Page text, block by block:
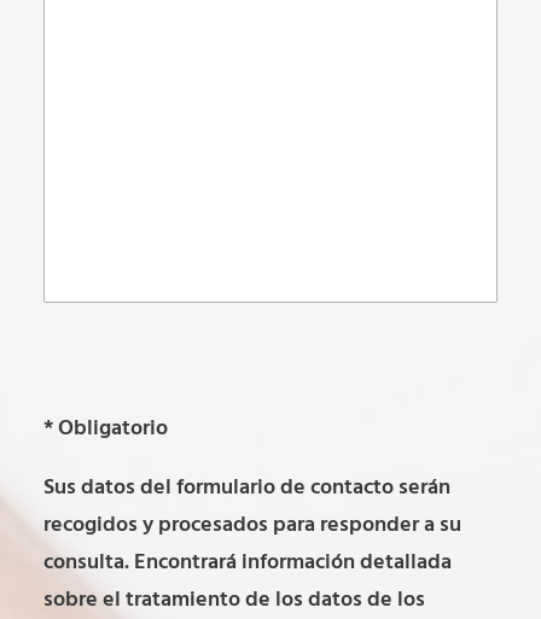
leave
field
empty.
Please
this
field
empty.
* Obligatorio
Sus datos del formulario de contacto serán
recogidos y procesados para responder a su
consulta. Encontrará información detallada
sobre el tratamiento de los datos de los